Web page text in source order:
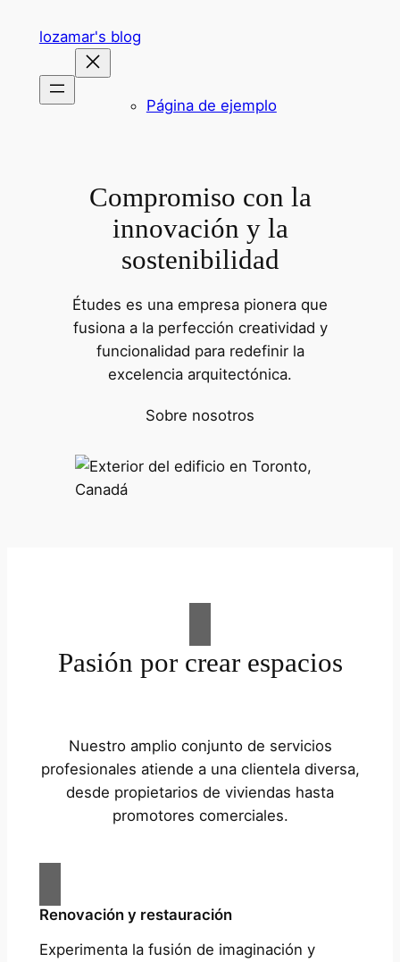
lozamar's blog
Página de ejemplo
Compromiso con la
innovación y la
sostenibilidad
Études es una empresa pionera que
fusiona a la perfección creatividad y
funcionalidad para redefinir la
excelencia arquitectónica.
Sobre nosotros
Pasión por crear espacios
Nuestro amplio conjunto de servicios
profesionales atiende a una clientela diversa,
desde propietarios de viviendas hasta
promotores comerciales.
Renovación y restauración
Experimenta la fusión de imaginación y